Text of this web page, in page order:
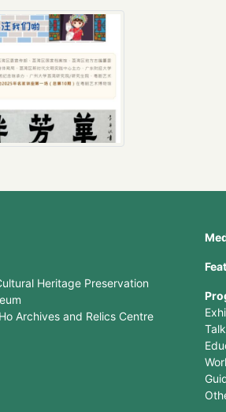
Heritage Preservation
Archives and Relics Centre